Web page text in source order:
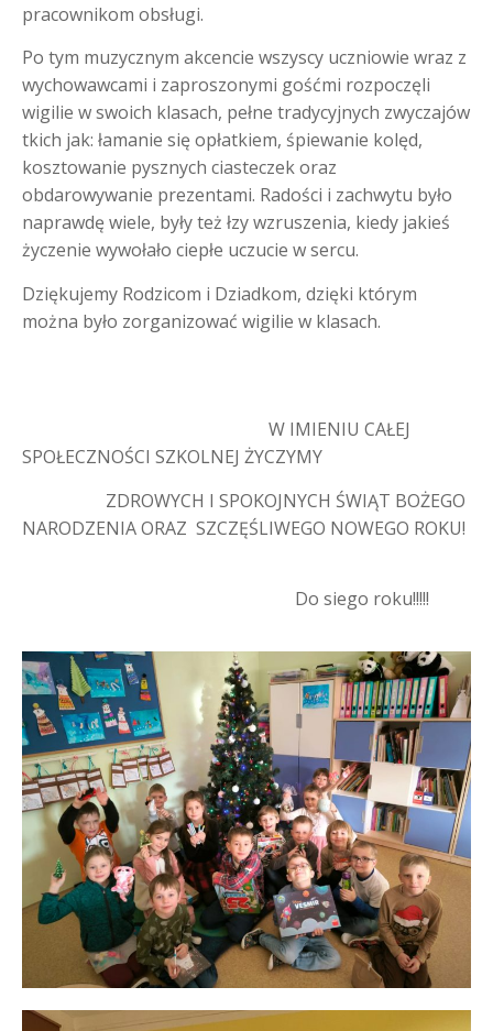
pracownikom obsługi.
Po tym muzycznym akcencie wszyscy uczniowie wraz z
wychowawcami i zaproszonymi gośćmi rozpoczęli
wigilie w swoich klasach, pełne tradycyjnych zwyczajów
tkich jak: łamanie się opłatkiem, śpiewanie kolęd,
kosztowanie pysznych ciasteczek oraz
obdarowywanie prezentami. Radości i zachwytu było
naprawdę wiele, były też łzy wzruszenia, kiedy jakieś
życzenie wywołało ciepłe uczucie w sercu.
Dziękujemy Rodzicom i Dziadkom, dzięki którym
można było zorganizować wigilie w klasach.
W IMIENIU CAŁEJ
SPOŁECZNOŚCI SZKOLNEJ ŻYCZYMY
ZDROWYCH I SPOKOJNYCH ŚWIĄT BOŻEGO
NARODZENIA ORAZ SZCZĘŚLIWEGO NOWEGO ROKU!
Do siego roku!!!!!